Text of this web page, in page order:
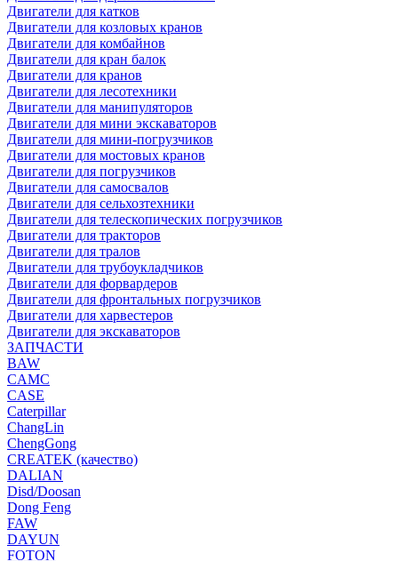
Двигатели для катков
Двигатели для козловых кранов
Двигатели для комбайнов
Двигатели для кран балок
Двигатели для кранов
Двигатели для лесотехники
Двигатели для манипуляторов
Двигатели для мини экскаваторов
Двигатели для мини-погрузчиков
Двигатели для мостовых кранов
Двигатели для погрузчиков
Двигатели для самосвалов
Двигатели для сельхозтехники
Двигатели для телескопических погрузчиков
Двигатели для тракторов
Двигатели для тралов
Двигатели для трубоукладчиков
Двигатели для форвардеров
Двигатели для фронтальных погрузчиков
Двигатели для харвестеров
Двигатели для экскаваторов
ЗАПЧАСТИ
BAW
CAMC
CASE
Caterpillar
ChangLin
ChengGong
CREATEK (качество)
DALIAN
Disd/Doosan
Dong Feng
FAW
DAYUN
FOTON